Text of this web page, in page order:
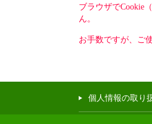
ブラウザでCookie
ん。
お手数ですが、ご
個人情報の取り